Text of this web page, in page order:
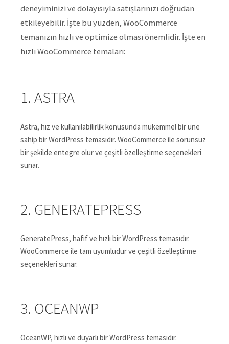
deneyiminizi ve dolayısıyla satışlarınızı doğrudan
etkileyebilir. İşte bu yüzden, WooCommerce
temanızın hızlı ve optimize olması önemlidir. İşte en
hızlı WooCommerce temaları:
1. ASTRA
Astra, hız ve kullanılabilirlik konusunda mükemmel bir üne
sahip bir WordPress temasıdır. WooCommerce ile sorunsuz
bir şekilde entegre olur ve çeşitli özelleştirme seçenekleri
sunar.
2. GENERATEPRESS
GeneratePress, hafif ve hızlı bir WordPress temasıdır.
WooCommerce ile tam uyumludur ve çeşitli özelleştirme
seçenekleri sunar.
3. OCEANWP
OceanWP, hızlı ve duyarlı bir WordPress temasıdır.